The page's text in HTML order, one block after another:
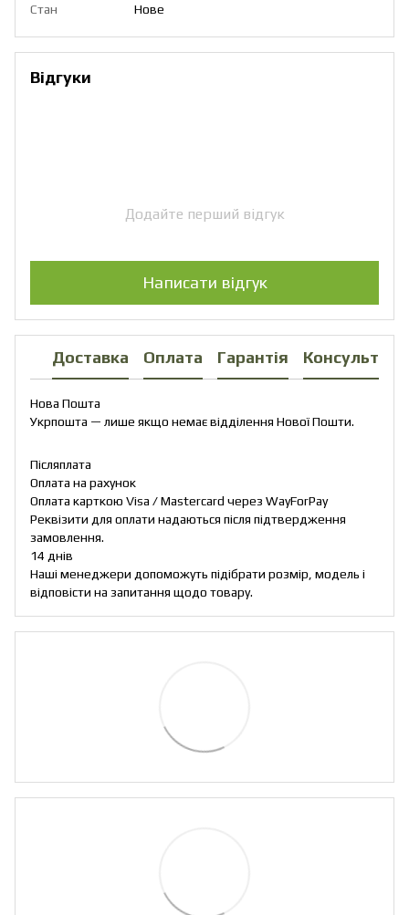
Стан
Нове
Відгуки
Додайте перший відгук
Написати відгук
Доставка Оплата Гарантія
Нова Пошта
Укрпошта — лише якщо немає відділення Нової Пошти.
Післяплата
Оплата на рахунок
Оплата карткою Visa / Mastercard через WayForPay
Реквізити для оплати надаються після підтвердження
замовлення.
14 днів
Наші менеджери допоможуть підібрати розмір, модель і
відповісти на запитання щодо товару.